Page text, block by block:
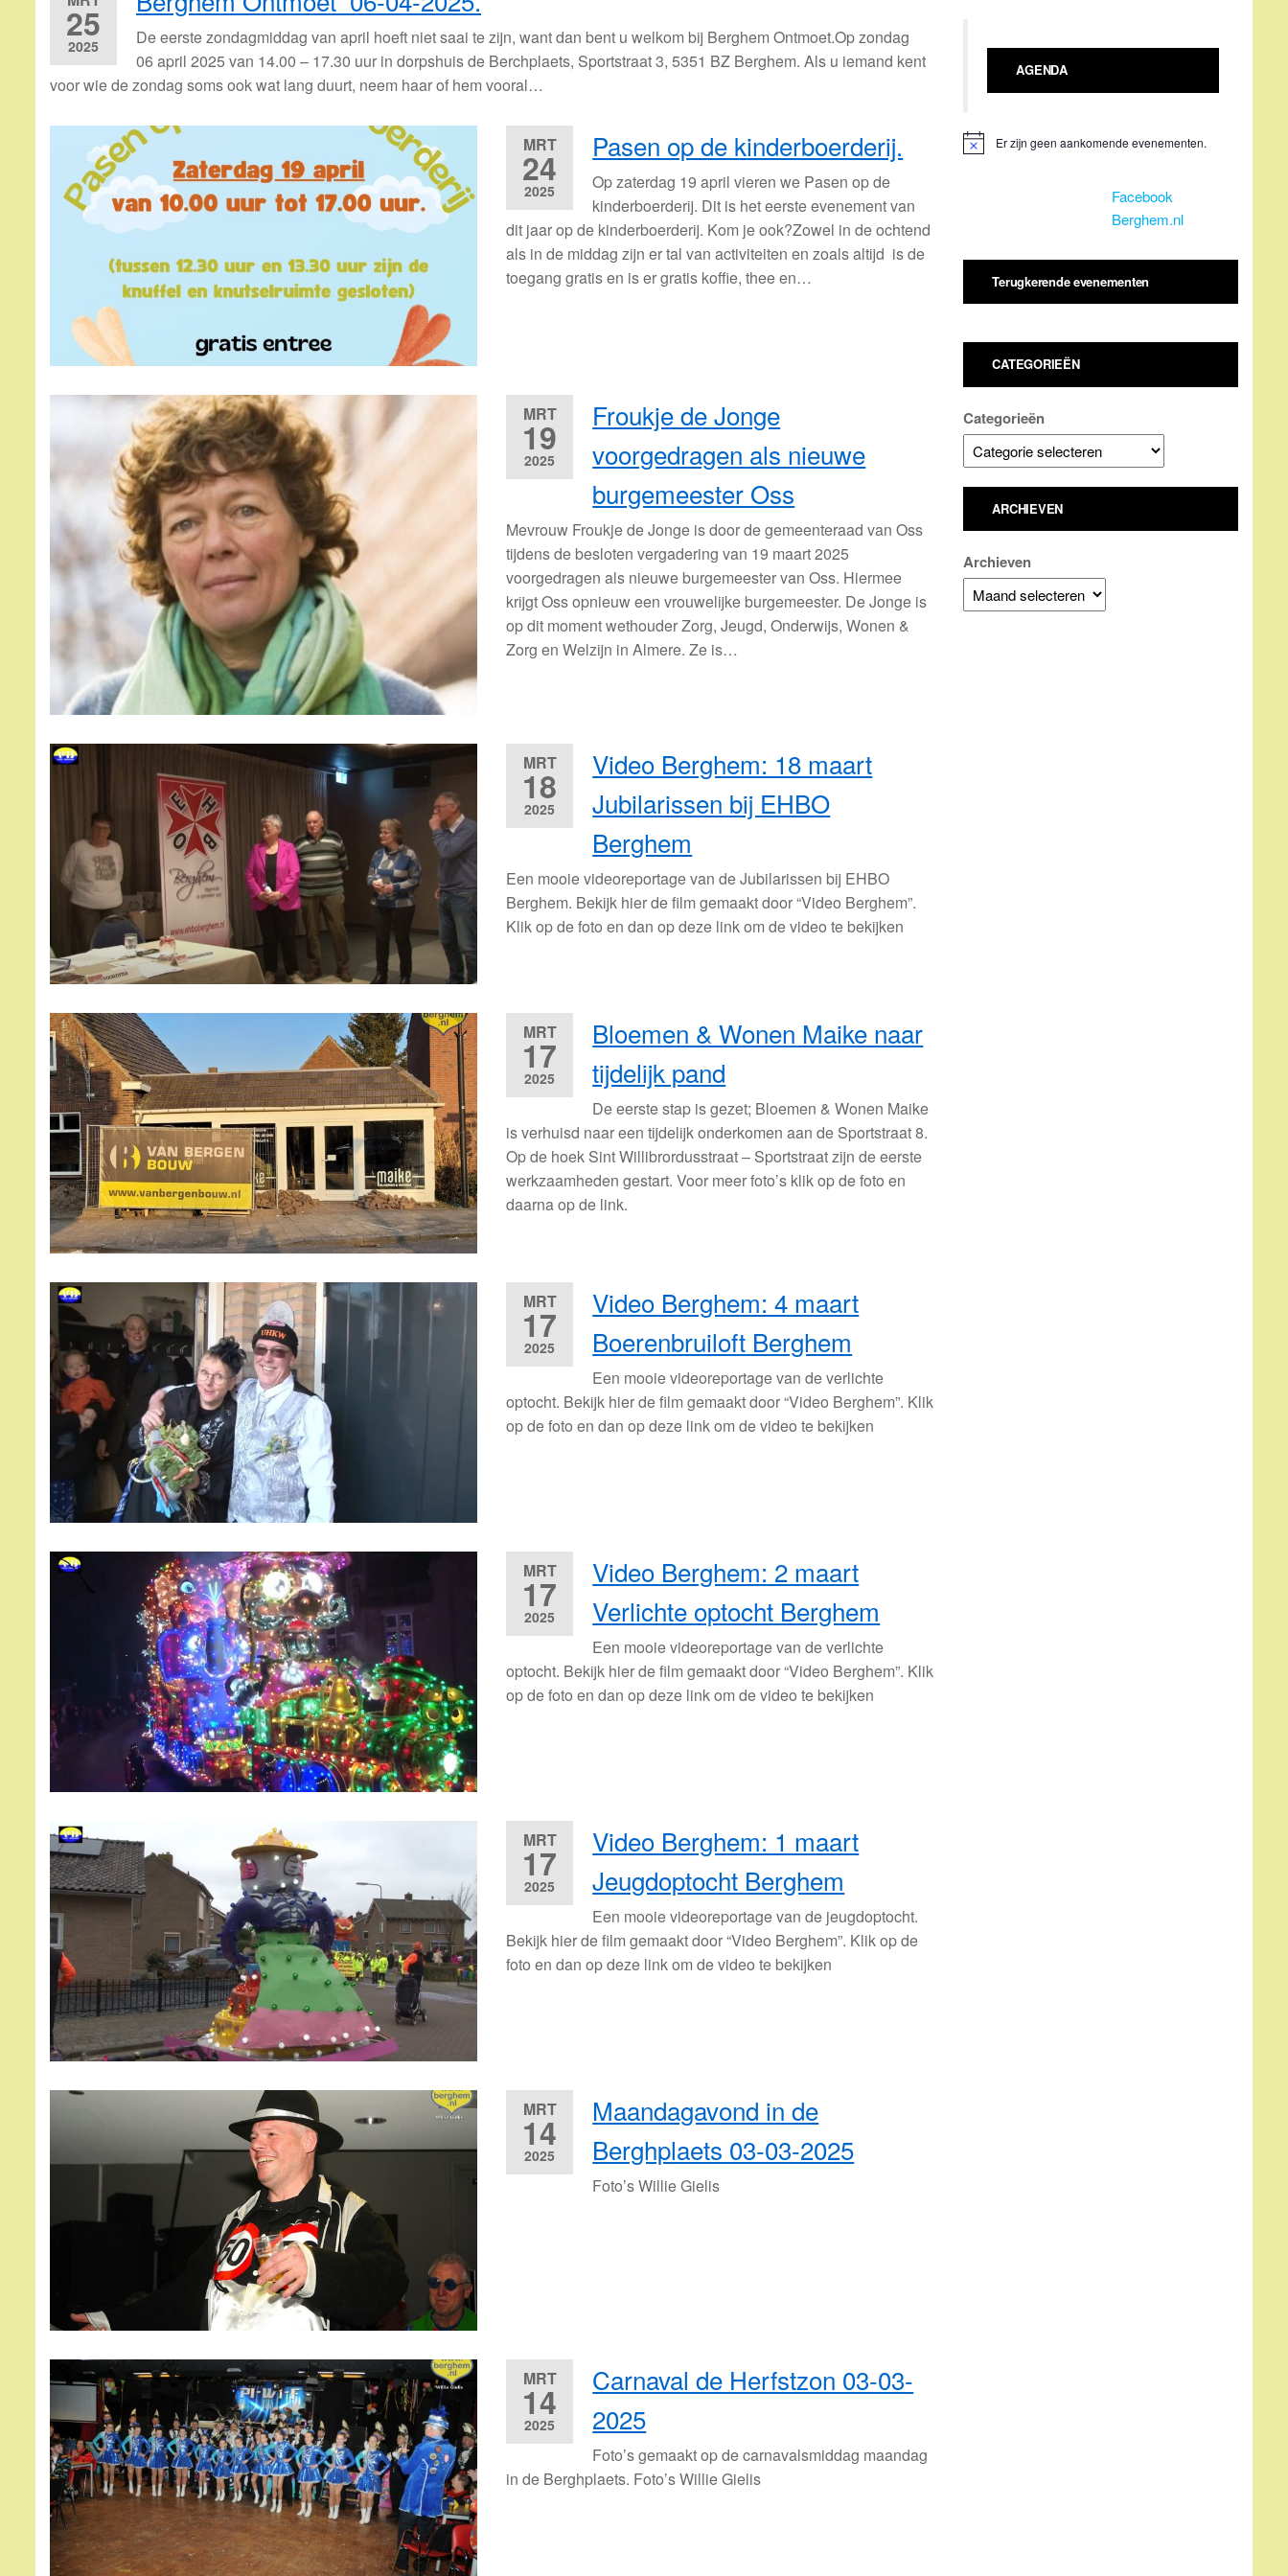
25
2025
De eerste zondagmiddag van april hoeft niet saai te zijn, want dan bent u welkom bij Berghem Ontmoet.Op zondag
06 april 2025 van 14.00 – 17.30 uur in dorpshuis de Berchplaets, Sportstraat 3, 5351 BZ Berghem. Als u iemand kent
voor wie de zondag soms ook wat lang duurt, neem haar of hem vooral…
MRT
24
2025
Pasen op de kinderboerderij.
Op zaterdag 19 april vieren we Pasen op de
kinderboerderij. Dit is het eerste evenement van
dit jaar op de kinderboerderij. Kom je ook?Zowel in de ochtend
als in de middag zijn er tal van activiteiten en zoals altijd is de
toegang gratis en is er gratis koffie, thee en…
MRT
19
2025
Froukje de Jonge
voorgedragen als nieuwe
burgemeester Oss
Mevrouw Froukje de Jonge is door de gemeenteraad van Oss
tijdens de besloten vergadering van 19 maart 2025
voorgedragen als nieuwe burgemeester van Oss. Hiermee
krijgt Oss opnieuw een vrouwelijke burgemeester. De Jonge is
op dit moment wethouder Zorg, Jeugd, Onderwijs, Wonen &
Zorg en Welzijn in Almere. Ze is…
MRT
18
2025
Video Berghem: 18 maart
Jubilarissen bij EHBO
Berghem
Een mooie videoreportage van de Jubilarissen bij EHBO
Berghem. Bekijk hier de film gemaakt door “Video Berghem”.
Klik op de foto en dan op deze link om de video te bekijken
MRT
17
2025
Bloemen & Wonen Maike naar
tijdelijk pand
De eerste stap is gezet; Bloemen & Wonen Maike
is verhuisd naar een tijdelijk onderkomen aan de Sportstraat 8.
Op de hoek Sint Willibrordusstraat – Sportstraat zijn de eerste
werkzaamheden gestart. Voor meer foto’s klik op de foto en
daarna op de link.
MRT
17
2025
Video Berghem: 4 maart
Boerenbruiloft Berghem
Een mooie videoreportage van de verlichte
optocht. Bekijk hier de film gemaakt door “Video Berghem”. Klik
op de foto en dan op deze link om de video te bekijken
MRT
17
2025
Video Berghem: 2 maart
Verlichte optocht Berghem
Een mooie videoreportage van de verlichte
optocht. Bekijk hier de film gemaakt door “Video Berghem”. Klik
op de foto en dan op deze link om de video te bekijken
MRT
17
2025
Video Berghem: 1 maart
Jeugdoptocht Berghem
Een mooie videoreportage van de jeugdoptocht.
Bekijk hier de film gemaakt door “Video Berghem”. Klik op de
foto en dan op deze link om de video te bekijken
MRT
14
2025
Maandagavond in de
Berghplaets 03-03-2025
Foto’s Willie Gielis
MRT
14
2025
Carnaval de Herfstzon 03-03-
2025
Foto’s gemaakt op de carnavalsmiddag maandag
in de Berghplaets. Foto’s Willie Gielis
AGENDA
Er zijn geen aankomende evenementen.
Facebook
Berghem.nl
Terugkerende evenementen
CATEGORIEËN
Categorieën
ARCHIEVEN
Archieven